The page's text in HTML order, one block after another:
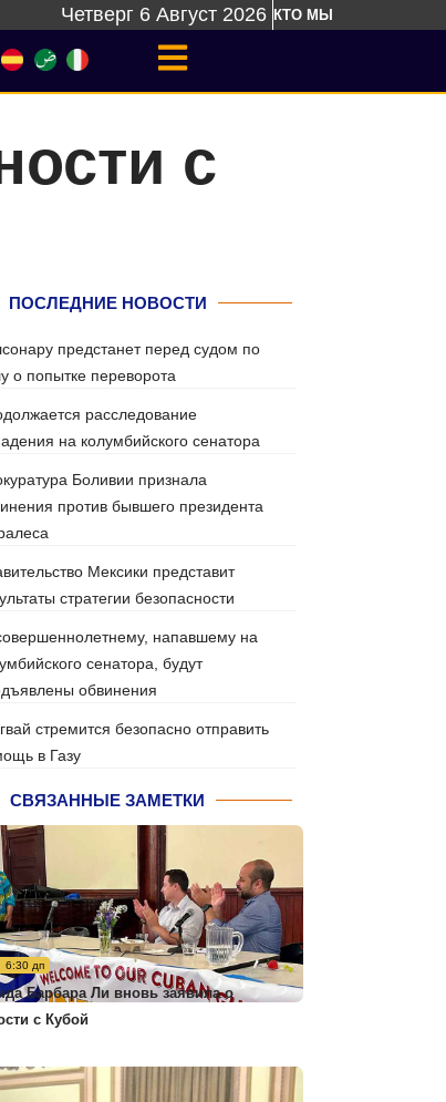
Четверг 6 Август 2026 КТО МЫ
с
ПОСЛЕДНИЕ НОВОСТИ
предстанет перед судом по
о попытке переворота
расследование
на колумбийского сенатора
Боливии признала
против бывшего президента
Мексики представит
стратегии безопасности
напавшему на
сенатора, будут
обвинения
стремится безопасно отправить
в Газу
СВЯЗАННЫЕ ЗАМЕТКИ
6:30 дп
Барбара Ли вновь заявила о
с Кубой